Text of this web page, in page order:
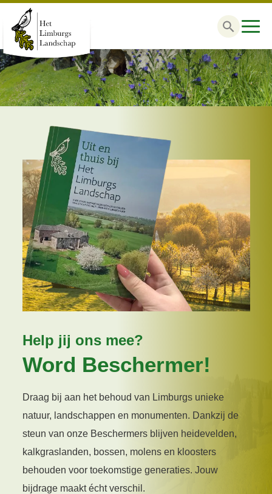
Zoek
Help jij ons mee?
Word Beschermer!
Draag bij aan het behoud van Limburgs unieke
natuur, landschappen en monumenten. Dankzij de
steun van onze Beschermers blijven heidevelden,
kalkgraslanden, bossen, molens en kloosters
behouden voor toekomstige generaties. Jouw
bijdrage maakt écht verschil.